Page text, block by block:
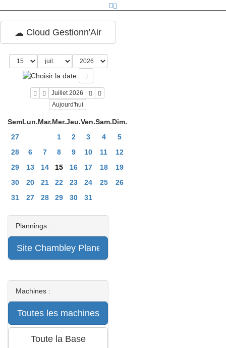
Cloud Gestionn'Air
Juillet 2026
Aujourd'hui
SemLun.Mar.Mer.Jeu.Ven.Sam.Dim.
27
1 2 3 4
5
28
6 7 8 9 10 11
12
29
13 14 15 16 17 18
19
30
20 21 22 23 24 25
26
31
27 28 29 30 31
Plannings :
Machines :